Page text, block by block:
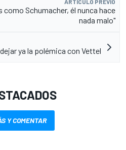
ARTÍCULO PREVIO
como Schumacher, él nunca hace
nada malo"
ya la polémica con Vettel
Y COMENTAR